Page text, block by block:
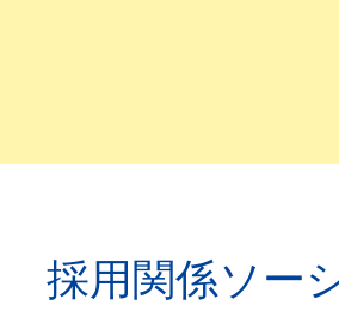
経験者採用について ～2020年度経験
採用関係ソー